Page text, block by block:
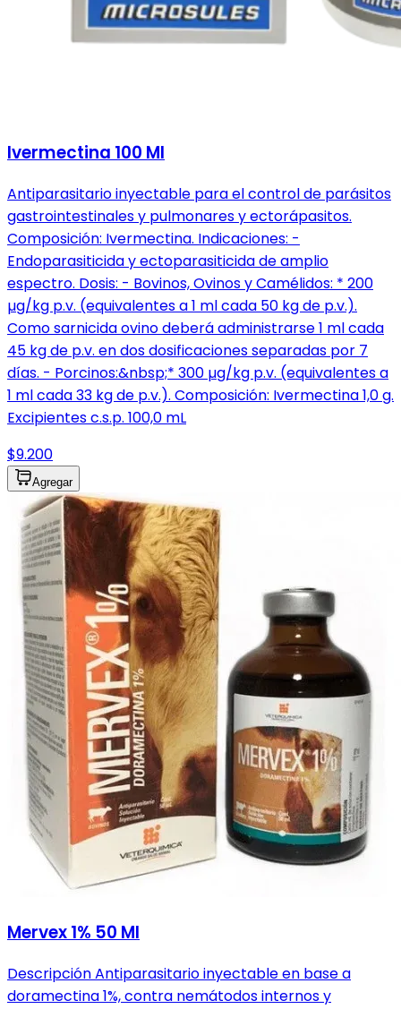
Ivermectina 100 Ml
Antiparasitario inyectable para el control de parásitos
gastrointestinales y pulmonares y ectorápasitos.
Composición: Ivermectina. Indicaciones: -
Endoparasiticida y ectoparasiticida de amplio
espectro. Dosis: - Bovinos, Ovinos y Camélidos: * 200
µg/kg p.v. (equivalentes a 1 ml cada 50 kg de p.v.).
Como sarnicida ovino deberá administrarse 1 ml cada
45 kg de p.v. en dos dosificaciones separadas por 7
días. - Porcinos:&nbsp;* 300 µg/kg p.v. (equivalentes a
1 ml cada 33 kg de p.v.). Composición: Ivermectina 1,0 g.
Excipientes c.s.p. 100,0 mL
$9.200
Agregar
Mervex 1% 50 Ml
Descripción Antiparasitario inyectable en base a
doramectina 1%, contra nemátodos internos y